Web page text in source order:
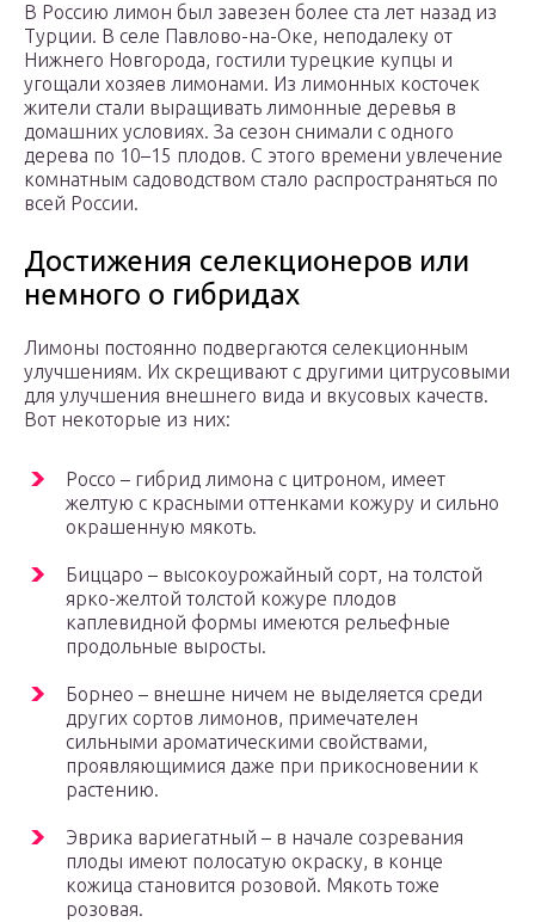
В Россию лимон был завезен более ста лет назад из
Турции. В селе Павлово-на-Оке, неподалеку от
Нижнего Новгорода, гостили турецкие купцы и
угощали хозяев лимонами. Из лимонных косточек
жители стали выращивать лимонные деревья в
домашних условиях. За сезон снимали с одного
дерева по 10–15 плодов. С этого времени увлечение
комнатным садоводством стало распространяться по
всей России.
Достижения селекционеров или
немного о гибридах
Лимоны постоянно подвергаются селекционным
улучшениям. Их скрещивают с другими цитрусовыми
для улучшения внешнего вида и вкусовых качеств.
Вот некоторые из них:
Россо – гибрид лимона с цитроном, имеет
желтую с красными оттенками кожуру и сильно
окрашенную мякоть.
Биццаро – высокоурожайный сорт, на толстой
ярко-желтой толстой кожуре плодов
каплевидной формы имеются рельефные
продольные выросты.
Борнео – внешне ничем не выделяется среди
других сортов лимонов, примечателен
сильными ароматическими свойствами,
проявляющимися даже при прикосновении к
растению.
Эврика вариегатный – в начале созревания
плоды имеют полосатую окраску, в конце
кожица становится розовой. Мякоть тоже
розовая.